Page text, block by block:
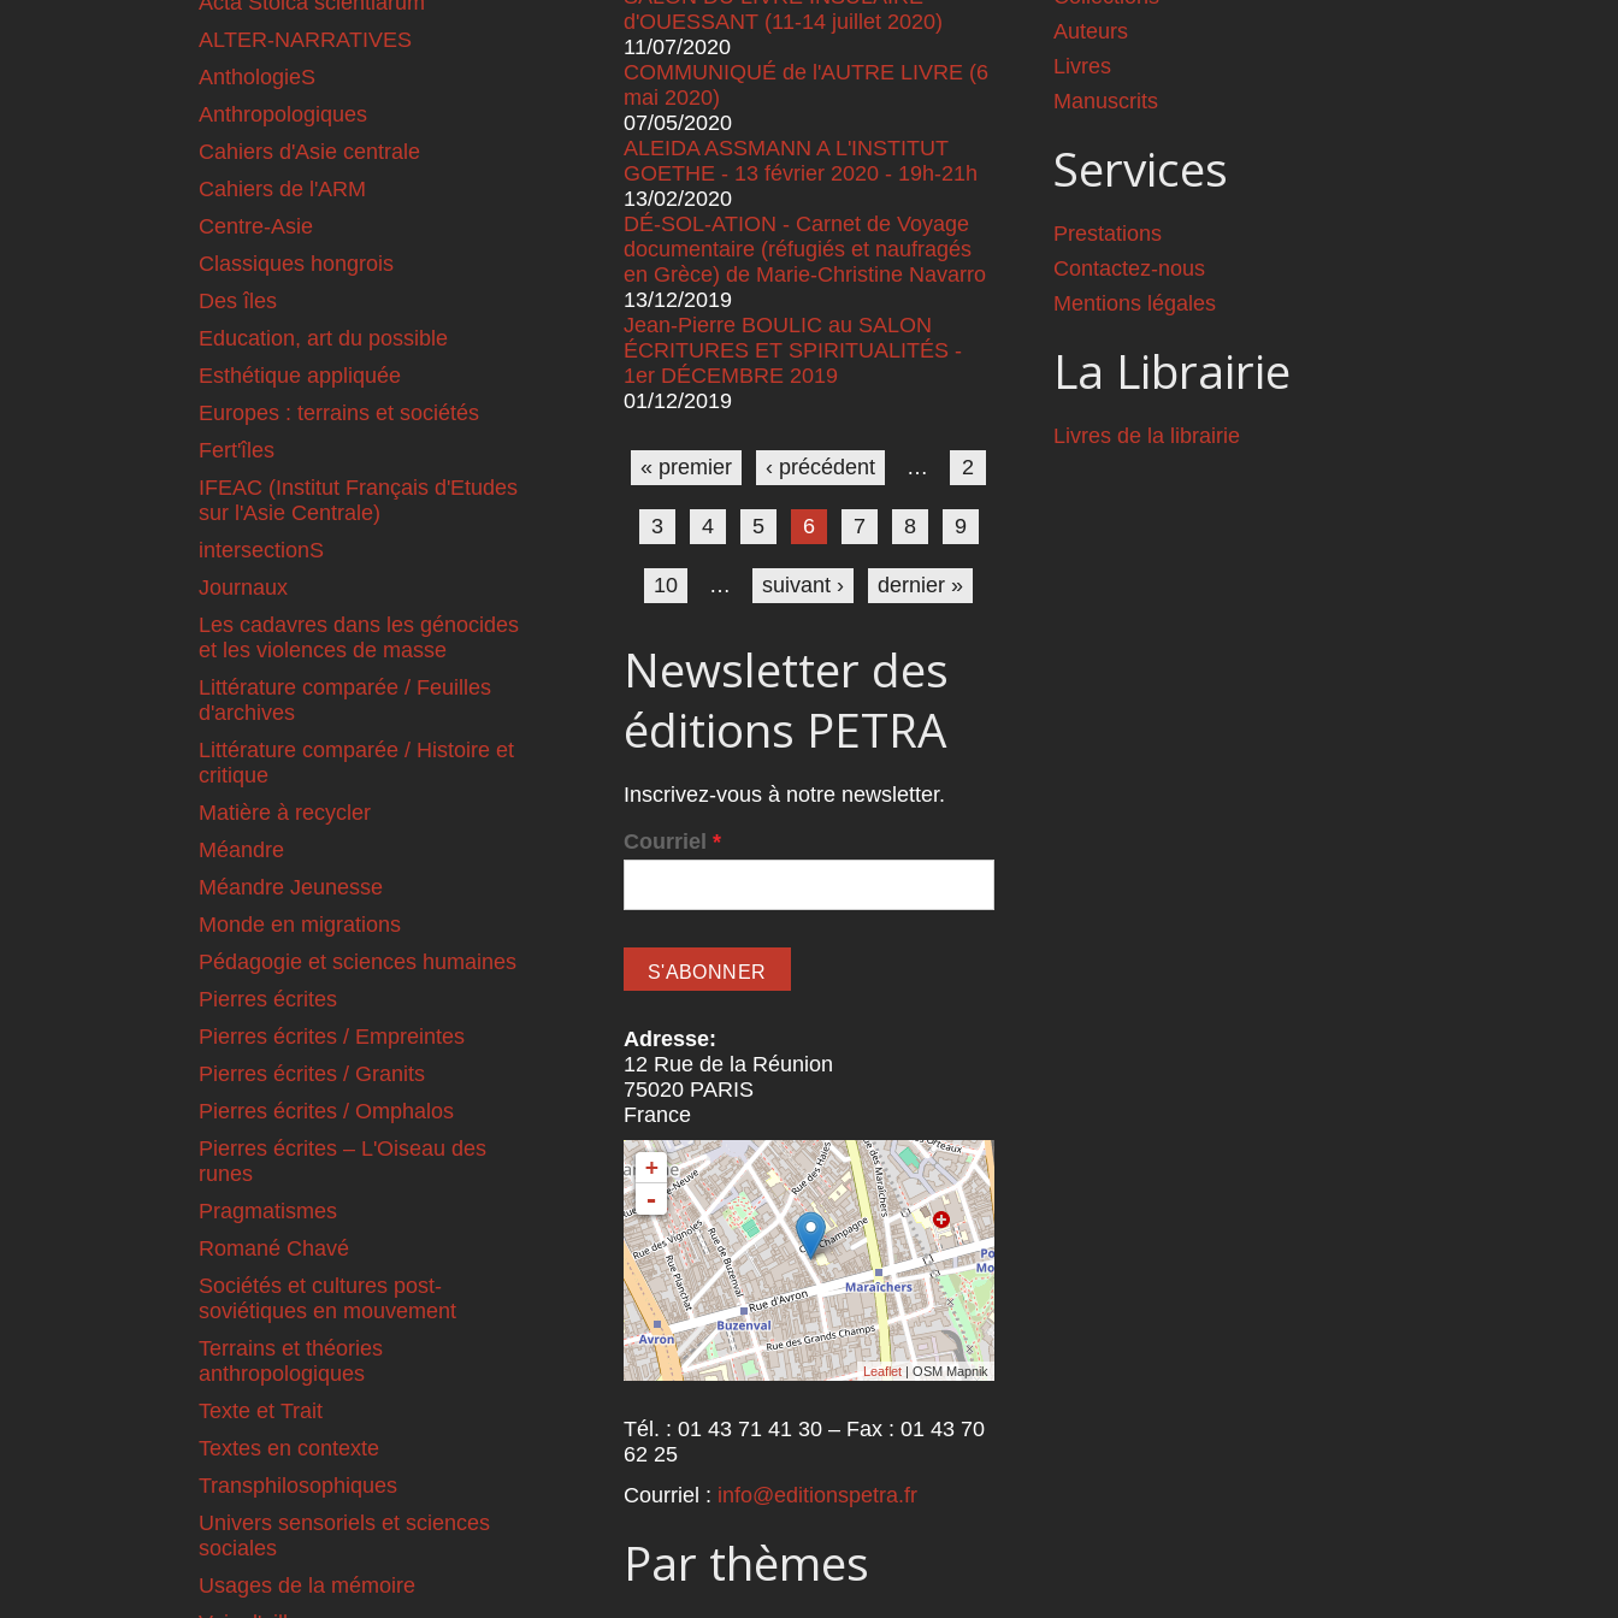
ALTER-NARRATIVES
AnthologieS
Anthropologiques
Cahiers d'Asie centrale
Cahiers de l'ARM
Centre-Asie
Classiques hongrois
Des îles
Education, art du possible
Esthétique appliquée
Europes : terrains et sociétés
Fert'îles
IFEAC (Institut Français d'Etudes
sur l'Asie Centrale)
intersectionS
Journaux
Les cadavres dans les génocides
et les violences de masse
Littérature comparée / Feuilles
d'archives
Littérature comparée / Histoire et
critique
Matière à recycler
Méandre
Méandre Jeunesse
Monde en migrations
Pédagogie et sciences humaines
Pierres écrites
Pierres écrites / Empreintes
Pierres écrites / Granits
Pierres écrites / Omphalos
Pierres écrites – L'Oiseau des
runes
Pragmatismes
Romané Chavé
Sociétés et cultures post-
soviétiques en mouvement
Terrains et théories
anthropologiques
Texte et Trait
Textes en contexte
Transphilosophiques
Univers sensoriels et sciences
sociales
Usages de la mémoire
d'OUESSANT (11-14 juillet 2020)
11/07/2020
COMMUNIQUÉ de l'AUTRE LIVRE (6
mai 2020)
07/05/2020
ALEIDA ASSMANN A L'INSTITUT
GOETHE - 13 février 2020 - 19h-21h
13/02/2020
DÉ-SOL-ATION - Carnet de Voyage
documentaire (réfugiés et naufragés
en Grèce) de Marie-Christine Navarro
13/12/2019
Jean-Pierre BOULIC au SALON
ÉCRITURES ET SPIRITUALITÉS -
1er DÉCEMBRE 2019
01/12/2019
Pages
« premier ‹ précédent … 2
3 4 5 6 7 8 9
10 … suivant › dernier »
Newsletter des
éditions PETRA
Inscrivez-vous à notre newsletter.
Courriel *
Adresse:
12 Rue de la Réunion
75020 PARIS
France
+
-
Leaflet | OSM Mapnik
Tél. : 01 43 71 41 30 – Fax : 01 43 70
62 25
Courriel : info@editionspetra.fr
Par thèmes
Auteurs
Livres
Manuscrits
Services
Prestations
Contactez-nous
Mentions légales
La Librairie
Livres de la librairie